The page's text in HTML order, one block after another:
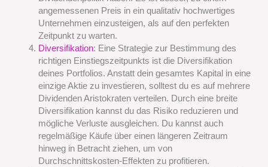
angemessenen Preis in ein qualitativ hochwertiges
Unternehmen einzusteigen, als auf den perfekten
Zeitpunkt zu warten.
Diversifikation: Eine Strategie zur Bestimmung des
richtigen Einstiegszeitpunkts ist die Diversifikation
deines Portfolios. Anstatt dein gesamtes Kapital in eine
einzige Aktie zu investieren, solltest du es auf mehrere
Dividenden Aristokraten verteilen. Durch eine breite
Diversifikation kannst du das Risiko reduzieren und
mögliche Verluste ausgleichen. Du kannst auch
regelmäßige Käufe über einen längeren Zeitraum
hinweg in Betracht ziehen, um von
Durchschnittskosten-Effekten zu profitieren.